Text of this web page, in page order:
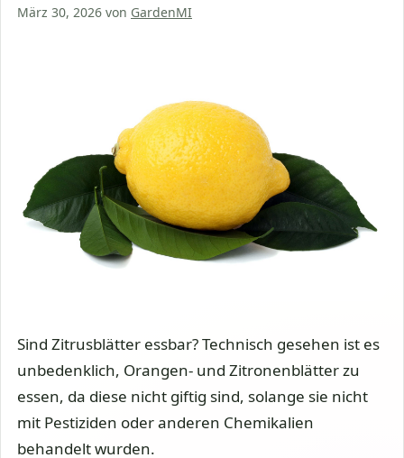
März 30, 2026 von GardenMI
Sind Zitrusblätter essbar? Technisch gesehen ist es
unbedenklich, Orangen- und Zitronenblätter zu
essen, da diese nicht giftig sind, solange sie nicht
mit Pestiziden oder anderen Chemikalien
behandelt wurden.